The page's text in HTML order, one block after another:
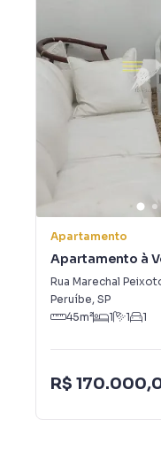
Apartamento
Apartamento à
Nova Peruíbe
Rua Marechal
Peruíbe, SP
45m² 1 1 1
R$